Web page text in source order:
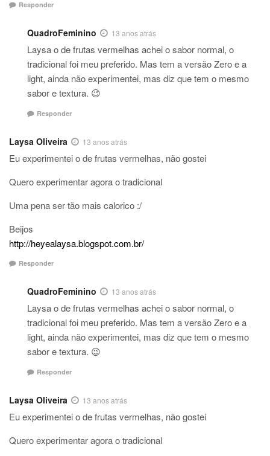
Responder
QuadroFeminino 13 anos atrás
Laysa o de frutas vermelhas achei o sabor normal, o
tradicional foi meu preferido. Mas tem a versão Zero e a
light, ainda não experimentei, mas diz que tem o mesmo
sabor e textura. 😉
Responder
Laysa Oliveira 13 anos atrás
Eu experimentei o de frutas vermelhas, não gostei
Quero experimentar agora o tradicional
Uma pena ser tão mais calorico :/
Beijos
http://heyealaysa.blogspot.com.br/
Responder
QuadroFeminino 13 anos atrás
Laysa o de frutas vermelhas achei o sabor normal, o
tradicional foi meu preferido. Mas tem a versão Zero e a
light, ainda não experimentei, mas diz que tem o mesmo
sabor e textura. 😉
Responder
Laysa Oliveira 13 anos atrás
Eu experimentei o de frutas vermelhas, não gostei
Quero experimentar agora o tradicional